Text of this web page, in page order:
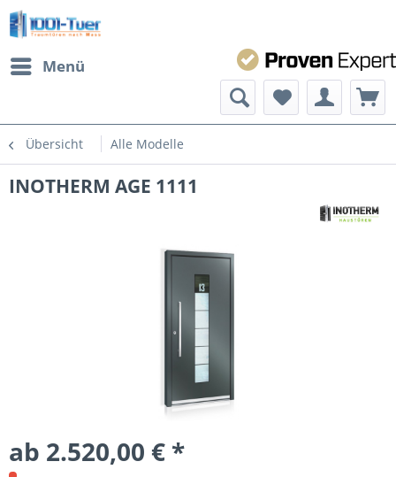
Menü
Übersicht Alle Modelle
INOTHERM AGE 1111
ab 2.520,00 € *